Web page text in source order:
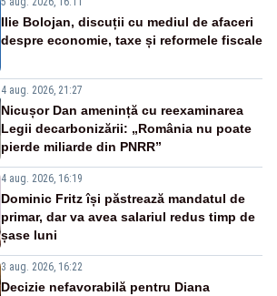
Ilie Bolojan, discuții cu mediul de afaceri
despre economie, taxe și reformele fiscale
4 aug. 2026, 21:27
Nicușor Dan amenință cu reexaminarea
Legii decarbonizării: „România nu poate
pierde miliarde din PNRR”
4 aug. 2026, 16:19
Dominic Fritz își păstrează mandatul de
primar, dar va avea salariul redus timp de
șase luni
3 aug. 2026, 16:22
Decizie nefavorabilă pentru Diana